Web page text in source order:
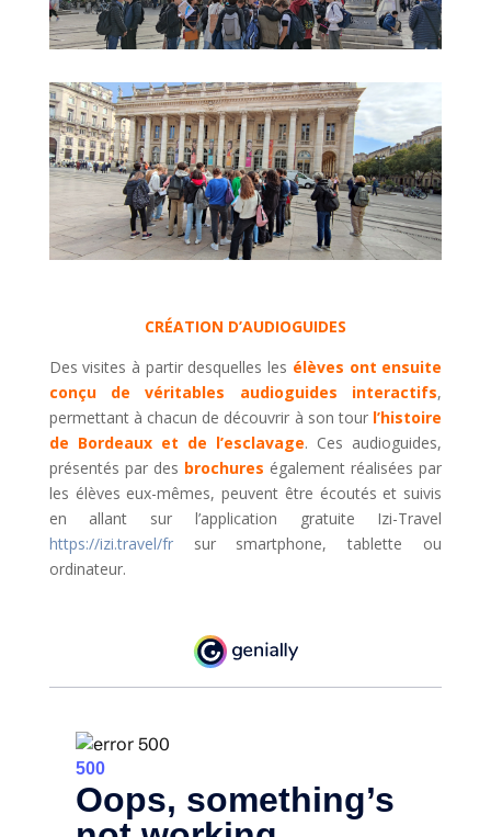
CRÉATION D’AUDIOGUIDES
Des visites à partir desquelles les élèves ont ensuite
conçu de véritables audioguides interactifs,
permettant à chacun de découvrir à son tour l’histoire
de Bordeaux et de l’esclavage. Ces audioguides,
présentés par des brochures également réalisées par
les élèves eux-mêmes, peuvent être écoutés et suivis
en allant sur l’application gratuite Izi-Travel
https://izi.travel/frsur smartphone, tablette ou
ordinateur.